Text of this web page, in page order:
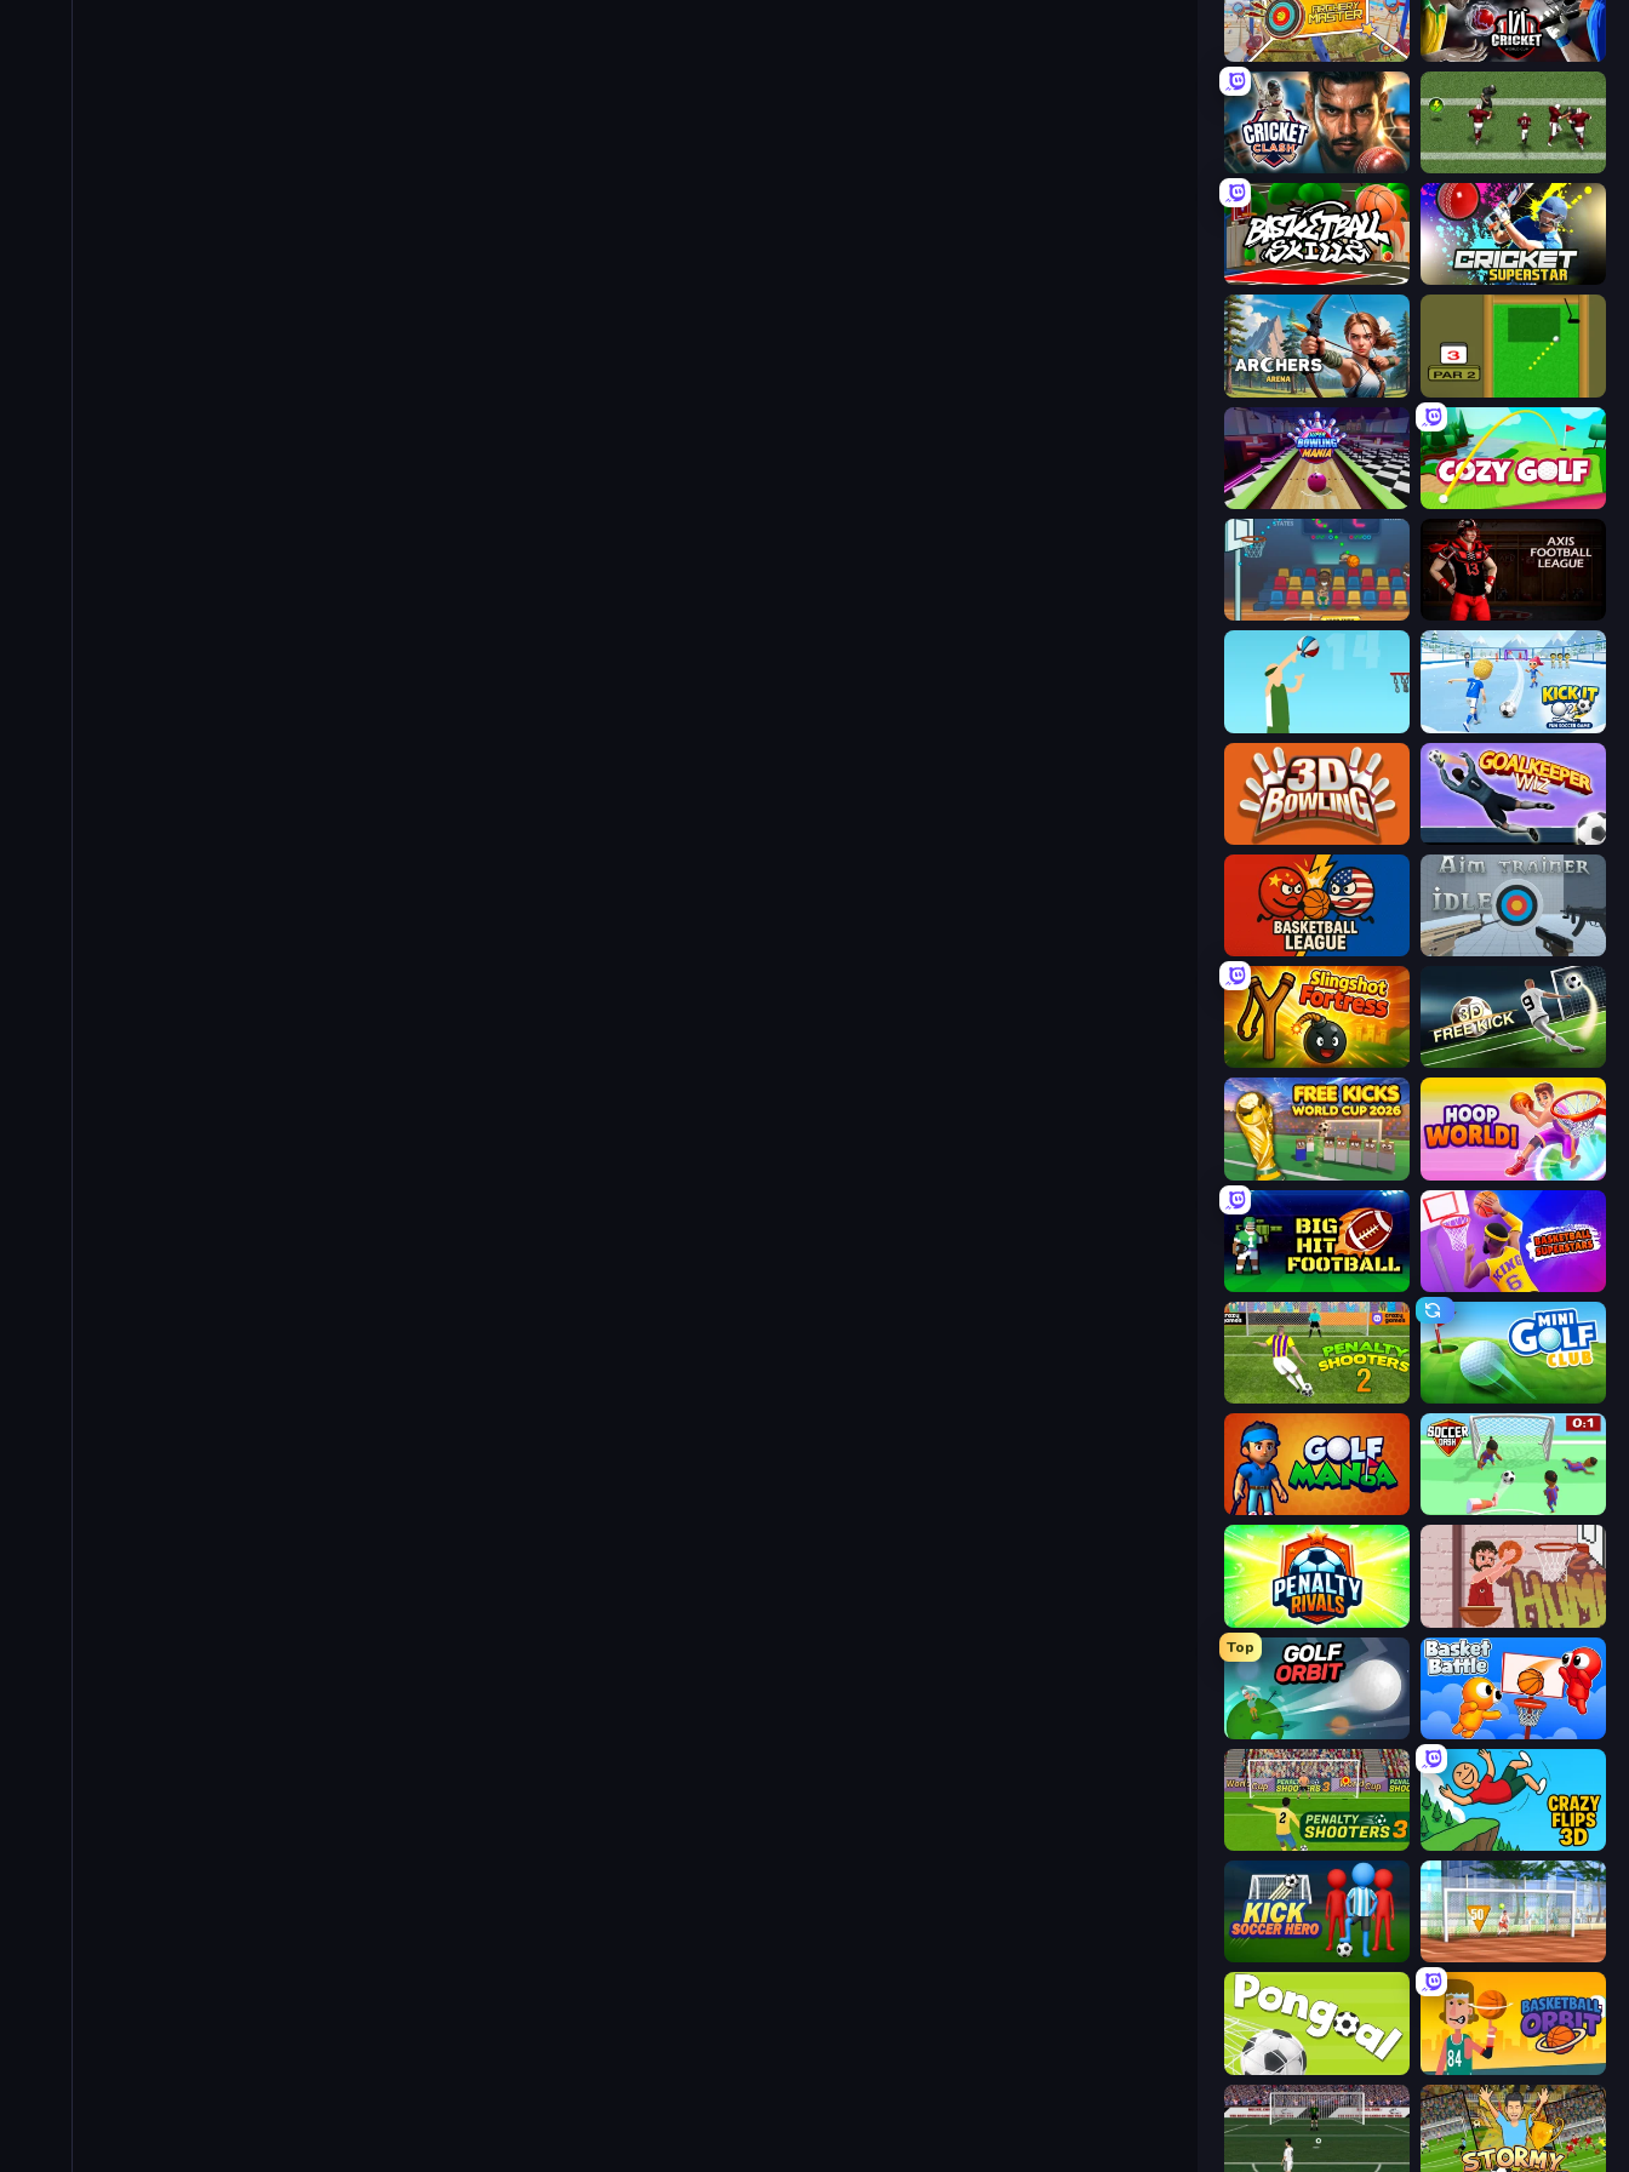
Archery Master Cricket World Cup
Cricket Clash Return Man 2
Basketball Skills
Archers Arena
Super Bowling Mania Cozy Golf
Basket Champs Axis Football League
Street Ball Jam Kick It – Fun Soccer Game
3D Bowling Goalkeeper Wiz
Basketball League Aim Trainer Idle
Slingshot Fortress Free Kick Classic (3D Free Kick)
Free Kicks World Cup 2026 Hoop World 3D
Big Hit Football Basketball Superstars
Penalty Shooters 2 Mini Golf Club
Golf Mania Soccer Dash
Penalty Rivals Basket Slam Dunk 2
Top
Golf Orbit Basket Battle
Penalty Shooters 3 Crazy Flips 3D
Kick Soccer Hero Street Freekick 3D
Pongoal Basketball Orbit